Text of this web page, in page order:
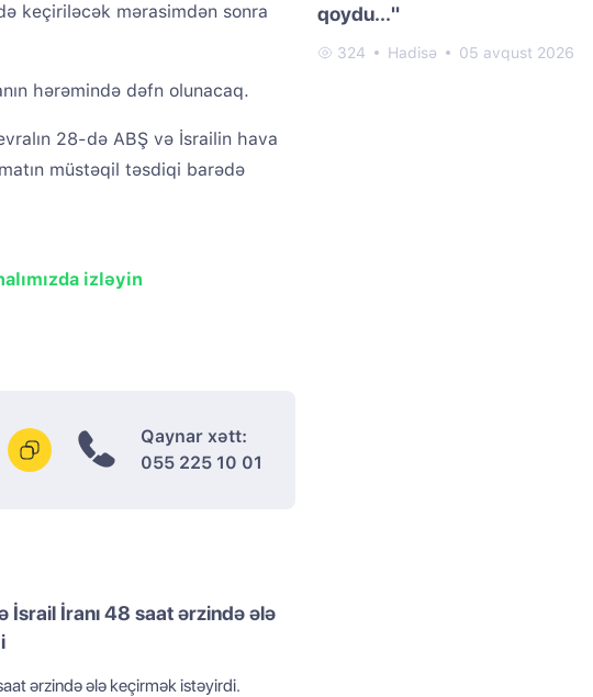
keçiriləcək mərasimdən sonra
hərəmində dəfn olunacaq.
28-də ABŞ və İsrailin hava
müstəqil təsdiqi barədə
izləyin
Qaynar xətt:
055 225 10 01
İsrail İranı 48 saat ərzində ələ
ərzində ələ keçirmək istəyirdi.
qoydu..."
324 Hadisə 05 avqust 2026